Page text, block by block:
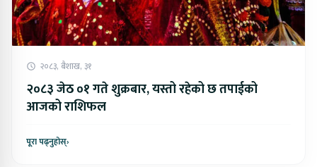
२०८३, बैशाख, ३१
२०८३ जेठ ०१ गते शुक्रबार, यस्तो रहेको छ तपाईको
आजको राशिफल
पूरा पढ्नुहोस्›